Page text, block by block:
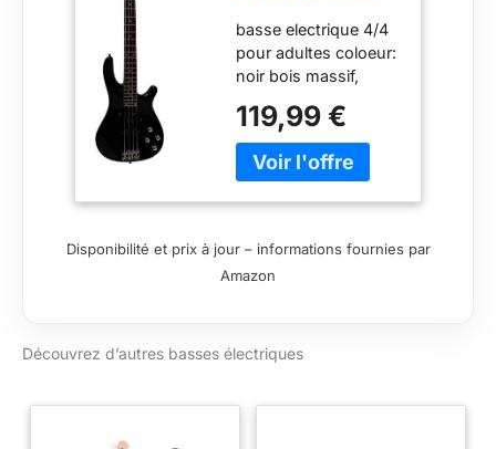
bois massif
basse electrique 4/4
pour adultes coloeur:
noir bois massif,
electrique: Long
Scale, 2 volume, 2
commandes de
119,99 €
Disponibilité et prix à jour – informations fournies par
Amazon
Découvrez d’autres basses électriques